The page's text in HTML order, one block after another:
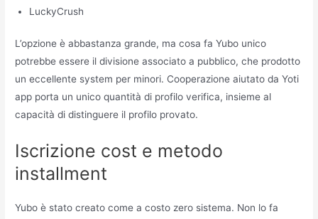
LuckyCrush
L’opzione è abbastanza grande, ma cosa fa Yubo unico
potrebbe essere il divisione associato a pubblico, che prodotto
un eccellente system per minori. Cooperazione aiutato da Yoti
app porta un unico quantità di profilo verifica, insieme al
capacità di distinguere il profilo provato.
Iscrizione cost e metodo
installment
Yubo è stato creato come a costo zero sistema. Non lo fa